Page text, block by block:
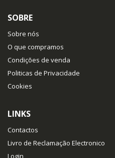
SOBRE
Sobre nós
O que compramos
Condições de venda
Politicas de Privacidade
Cookies
LINKS
Contactos
Livro de Reclamação Electronico
Login